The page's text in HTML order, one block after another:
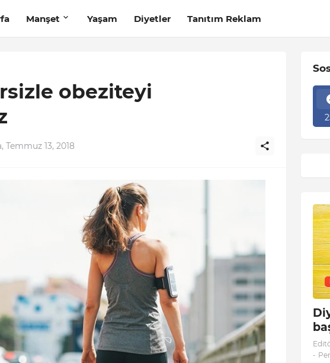
Manşet Yaşam Diyetler Tanıtım Reklam
obeziteyi
Temmuz 13, 2018
-